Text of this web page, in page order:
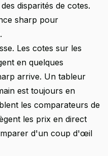
disparités de cotes.
sharp pour
Les cotes sur les
en quelques
arrive. Un tableur
est toujours en
les comparateurs de
les prix en direct
d'un coup d'œil